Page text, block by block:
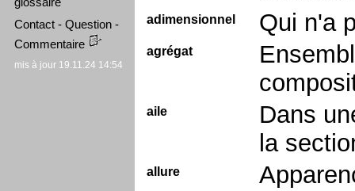
Contact - Question -
Commentaire
mis à jour 19.11.24 14:54
adimensionnel Qui n'a
agrégat
aile
Dans
la
allure